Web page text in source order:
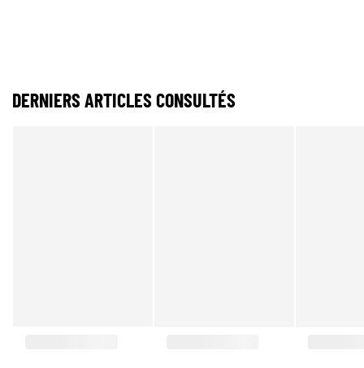
DERNIERS ARTICLES CONSULTÉS